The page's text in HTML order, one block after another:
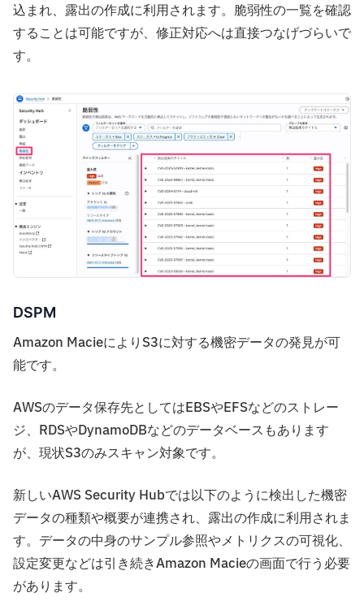
込まれ、露出の作成に利用されます。脆弱性の一覧を確認
することは可能ですが、修正対応へは直接つなげづらいで
す。
DSPM
Amazon MacieによりS3に対する機密データの発見が可
能です。
AWSのデータ保存先としてはEBSやEFSなどのストレー
ジ、RDSやDynamoDBなどのデータベースもあります
が、現状S3のみスキャン対象です。
新しいAWS Security Hubでは以下のように検出した機密
データの種類や概要が連携され、露出の作成に利用されま
す。データの中身のサンプル参照やメトリクスの可視化、
設定変更などは引き続きAmazon Macieの画面で行う必要
があります。